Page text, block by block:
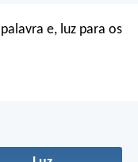
e, luz para os